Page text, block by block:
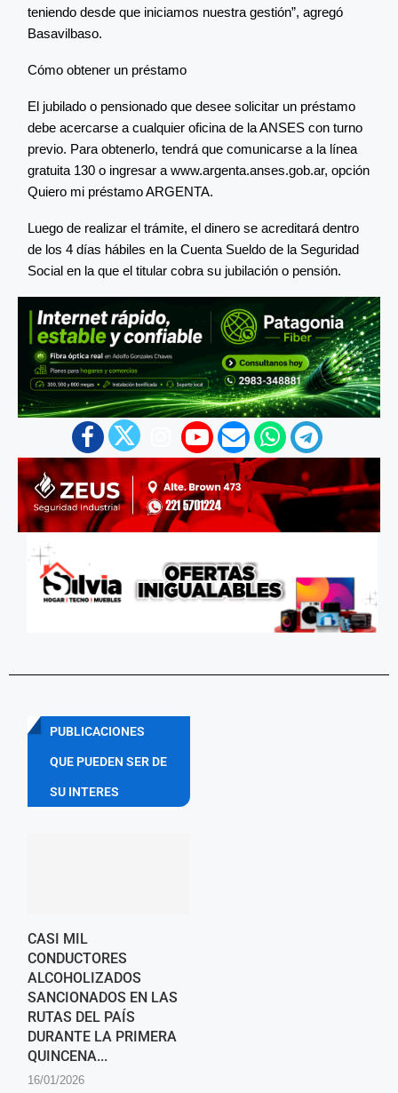
teniendo desde que iniciamos nuestra gestión”, agregó
Basavilbaso.
Cómo obtener un préstamo
El jubilado o pensionado que desee solicitar un préstamo
debe acercarse a cualquier oficina de la ANSES con turno
previo. Para obtenerlo, tendrá que comunicarse a la línea
gratuita 130 o ingresar a www.argenta.anses.gob.ar, opción
Quiero mi préstamo ARGENTA.
Luego de realizar el trámite, el dinero se acreditará dentro
de los 4 días hábiles en la Cuenta Sueldo de la Seguridad
Social en la que el titular cobra su jubilación o pensión.
PUBLICACIONES
QUE PUEDEN SER DE
SU INTERES
CASI MIL
CONDUCTORES
ALCOHOLIZADOS
SANCIONADOS EN LAS
RUTAS DEL PAÍS
DURANTE LA PRIMERA
QUINCENA...
16/01/2026